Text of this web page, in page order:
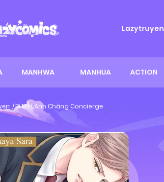
Lazytruyen
MANHWA MANHUA ACTION
Bí Mật Anh Chàng Concierge